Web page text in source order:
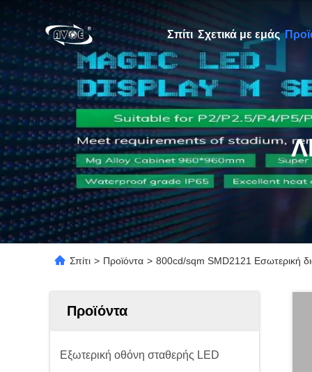
Σπίτι Σχετικά με εμάς
Σπίτι > Προϊόντα > 800cd/sqm SMD2121 Εσωτερική
Προϊόντα
Εξωτερική οθόνη σταθερής LED